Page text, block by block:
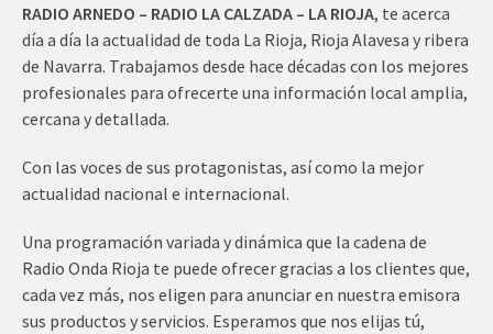
RADIO ARNEDO – RADIO LA CALZADA – LA RIOJA, te acerca
día a día la actualidad de toda La Rioja, Rioja Alavesa y ribera
de Navarra. Trabajamos desde hace décadas con los mejores
profesionales para ofrecerte una información local amplia,
cercana y detallada.
Con las voces de sus protagonistas, así como la mejor
actualidad nacional e internacional.
Una programación variada y dinámica que la cadena de
Radio Onda Rioja te puede ofrecer gracias a los clientes que,
cada vez más, nos eligen para anunciar en nuestra emisora
sus productos y servicios. Esperamos que nos elijas tú,